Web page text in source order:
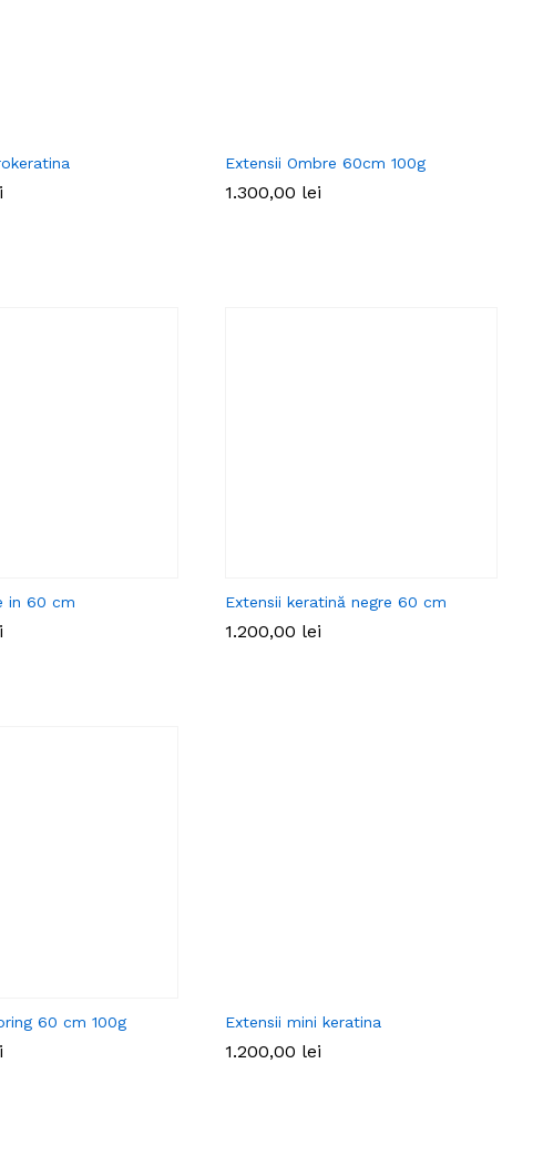
Extensii Ombre 60cm 100g
1.300,00 lei
in 60 cm Extensii keratină negre 60 cm
1.200,00 lei
60 cm 100g Extensii mini keratina
1.200,00 lei